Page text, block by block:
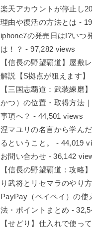
楽天アカウントが停止し
理由や復活の方法とは -
iphone7の発売日は!?いつ
は！？ - 97,282 views
【信長の野望覇道】屋敷
解説【S拠点が狙えます】
【三国志覇道：武装練磨
かつ）の位置・取得方法
事項へ？ - 44,501 views
涅マユリの名言から学ん
るということ。
- 44,019
お問い合わせ - 36,142
【信長の野望覇道：攻略
り武将とリセマラのやり
PayPay（ペイペイ）の使
法・ポイントまとめ -
【せどり】仕入れで使っ